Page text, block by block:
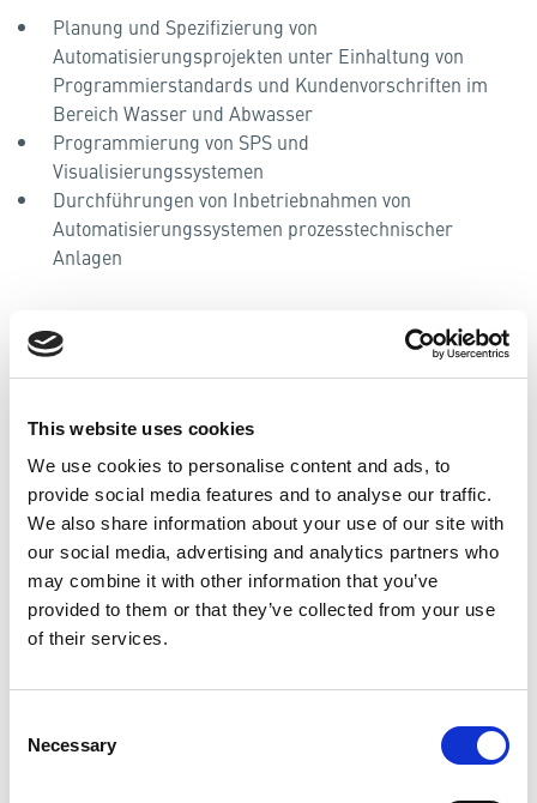
This website uses cookies
We use cookies to personalise content and ads, to
provide social media features and to analyse our traffic.
We also share information about your use of our site with
our social media, advertising and analytics partners who
may combine it with other information that you’ve
provided to them or that they’ve collected from your use
of their services.
Selection
Necessary
Planung und Spezifizierung von
Automatisierungsprojekten unter Einhaltung von
Programmierstandards und Kundenvorschriften im
Bereich Wasser und Abwasser
Programmierung von SPS und
Visualisierungssystemen
Durchführungen von Inbetriebnahmen von
Automatisierungssystemen prozesstechnischer
Anlagen
Wir wünschen uns:
Umfangreiche Erfahrungen im Umgang mit
Sehr gute SPS-Programmierkenntnisse (bevorzugt
Siemens TIA-Portal, S7, WinCC, PCS7)
Reisebereitschaft ist ebenso vorhanden wie sicherer
Umgang mit der englischen Sprache
Eine hohe Dienstleistungsmentalität im Umgang mit
Kunden sowie die Fähigkeit zu selbständigem Arbeiten
im Team
Führerschein und Reisebereitschaft
Wir bieten Ihnen viel. Auch neben
dem Job.